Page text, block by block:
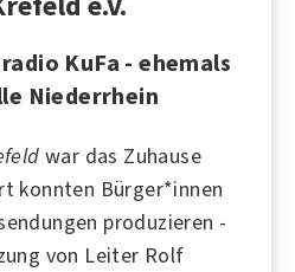
KuFa - ehemals
Niederrhein
war das Zuhause
konnten Bürger*innen
produzieren -
von Leiter Rolf